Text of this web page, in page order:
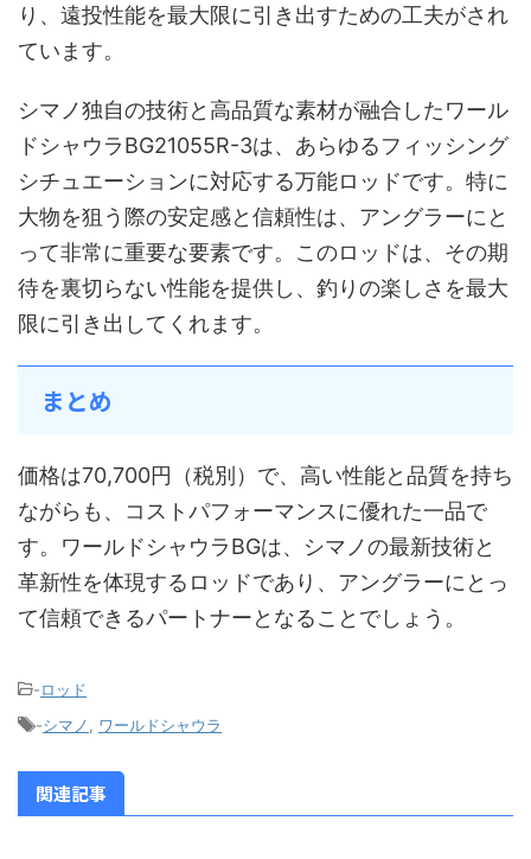
り、遠投性能を最大限に引き出すための工夫がされ
ています。
シマノ独自の技術と高品質な素材が融合したワール
ドシャウラBG21055R-3は、あらゆるフィッシング
シチュエーションに対応する万能ロッドです。特に
大物を狙う際の安定感と信頼性は、アングラーにと
って非常に重要な要素です。このロッドは、その期
待を裏切らない性能を提供し、釣りの楽しさを最大
限に引き出してくれます。
まとめ
価格は70,700円（税別）で、高い性能と品質を持ち
ながらも、コストパフォーマンスに優れた一品で
す。ワールドシャウラBGは、シマノの最新技術と
革新性を体現するロッドであり、アングラーにとっ
て信頼できるパートナーとなることでしょう。
-ロッド
-シマノ ワールドシャウラ
関連記事